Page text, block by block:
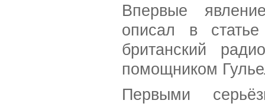
Впервые
описал в
британский
помощником
Первыми